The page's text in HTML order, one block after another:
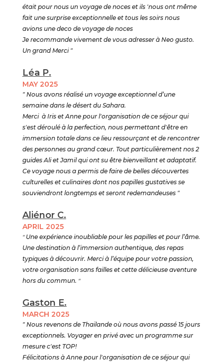
était pour nous un voyage de noces et ils 'nous ont même
fait une surprise exceptionnelle et tous les soirs nous
avions une deco de voyage de noces
Je recommande vivement de vous adresser à Neo gusto.
Un grand Merci "
Léa P.
MAY 2025
" Nous avons réalisé un voyage exceptionnel d’une
semaine dans le désert du Sahara.
Merci à Iris et Anne pour l'organisation de ce séjour qui
s'est déroulé à la perfection, nous permettant d'être en
immersion totale dans ce lieu ressourçant et de rencontrer
des personnes au grand cœur. Tout particulièrement nos 2
guides Ali et Jamil qui ont su être bienveillant et adaptatif.
Ce voyage nous a permis de faire de belles découvertes
culturelles et culinaires dont nos papilles gustatives se
souviendront longtemps et seront redemandeuses "
Aliénor C.
APRIL 2025
" Une expérience inoubliable pour les papilles et pour l’âme.
Une destination à l’immersion authentique, des repas
typiques à découvrir. Merci à l’équipe pour votre passion,
votre organisation sans failles et cette délicieuse aventure
hors du commun. "
Gaston E.
MARCH 2025
" Nous revenons de Thaïlande où nous avons passé 15 jours
exceptionnels. Voyager en privé avec un programme sur
mesure c'est TOP!
Félicitations à Anne pour l'organisation de ce séjour qui